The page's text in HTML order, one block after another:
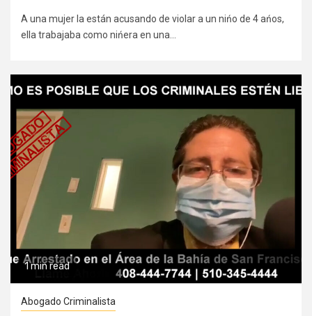
A una mujer la están acusando de violar a un nińo de 4 ańos,
ella trabajaba como nińera en una...
1 min read
Abogado Criminalista